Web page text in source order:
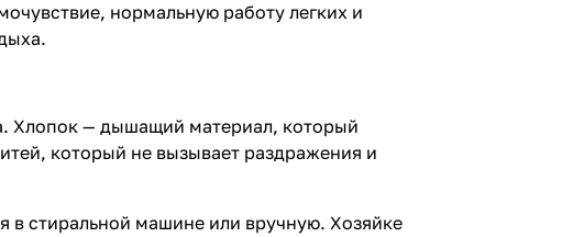
нормальную работу легких и
Хлопок — дышащий материал, который
который не вызывает раздражения и
в стиральной машине или вручную. Хозяйке